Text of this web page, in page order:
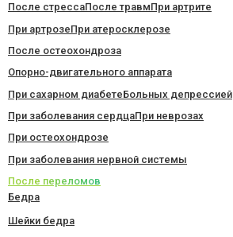
После стрессаПосле травмПри артрите
При артрозеПри атеросклерозе
После остеохондроза
Опорно-двигательного аппарата
При сахарном диабетеБольных депрессией
При заболевания сердцаПри неврозах
При остеохондрозе
При заболевания нервной системы
После переломов
Бедра
Шейки бедра